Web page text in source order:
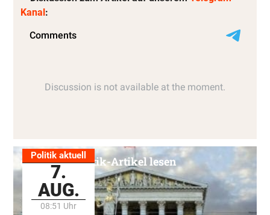
Kanal :
Politik aktuell
7.
AUG.
08:51 Uhr
Alle Politik-Artikel lesen